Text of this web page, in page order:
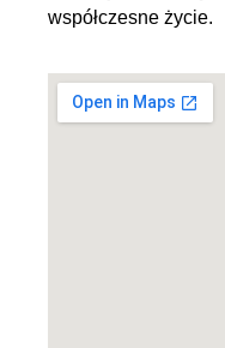
współczesne życie.